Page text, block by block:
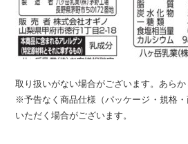
取り扱いがない場合がございます。あらか
※予告なく商品仕様（パッケージ・規格
いただく場合がございます。